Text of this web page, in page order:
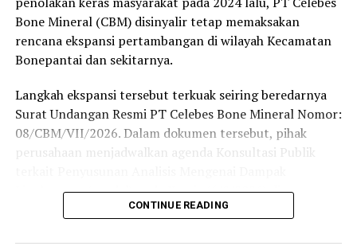
berupaya melayangkan konfirmasi kepada pihak yang
diduga bertanggung jawab atas aktivitas tersebut,
namun belum mendapatkan tanggapan. Sesuai kode etik
jurnalistik, ruang klarifikasi dan hak jawab tetap terbuka
untuk memelihara keberimbangan berita.
Bone Mineral (CBM) disinyalir tetap memaksakan
rencana ekspansi pertambangan di wilayah Kecamatan
Bonepantai dan sekitarnya.
Langkah ekspansi tersebut terkuak seiring beredarnya
Surat Undangan Resmi PT Celebes Bone Mineral Nomor:
08/CBM/VII/2026. Dalam dokumen tersebut, pihak
perusahaan menjadwalkan agenda Konsultasi Publik
Lingkungan (Amdal) pada Kamis (6/8/2026) di
Kecamatan Bonepantai. Forum ini digelar sebagai
CONTINUE READING